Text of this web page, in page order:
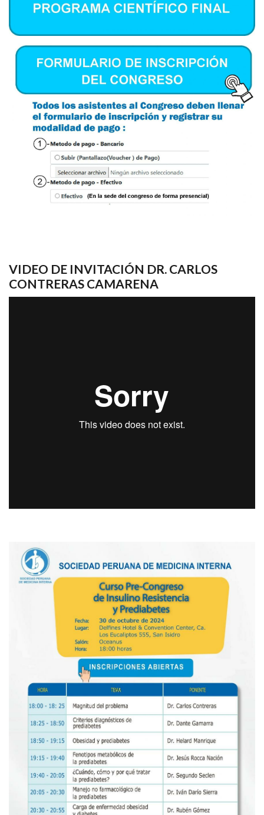
VIDEO DE INVITACIÓN DR. CARLOS
CONTRERAS CAMARENA